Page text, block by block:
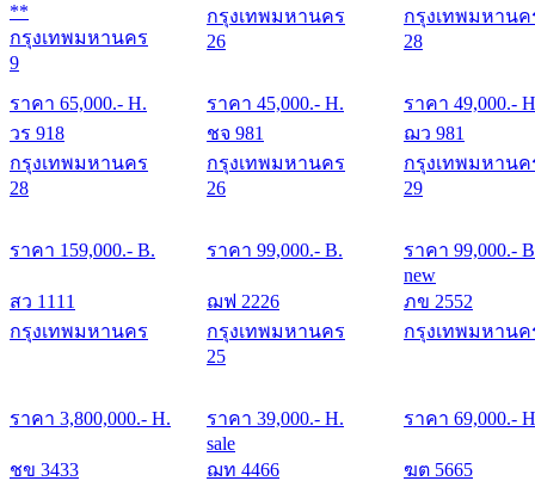
**
กรุงเทพมหานคร
9
ราคา 65,000.- H.
กรุงเทพมหานคร
26
ราคา 45,000.- H.
กรุงเทพมหานค
28
ราคา 49,000.-
วร 918
กรุงเทพมหานคร
28
ราคา 159,000.- B.
ชจ 981
กรุงเทพมหานคร
26
ราคา 99,000.- B.
ฌว 981
กรุงเทพมหานค
29
ราคา 99,000.-
สว 1111
กรุงเทพมหานคร
ราคา 3,800,000.- H.
ฌฟ 2226
กรุงเทพมหานคร
25
ราคา 39,000.- H.
new
ภข 2552
กรุงเทพมหานค
ราคา 69,000.-
ชข 3433
sale
ฌท 4466
ฆต 5665